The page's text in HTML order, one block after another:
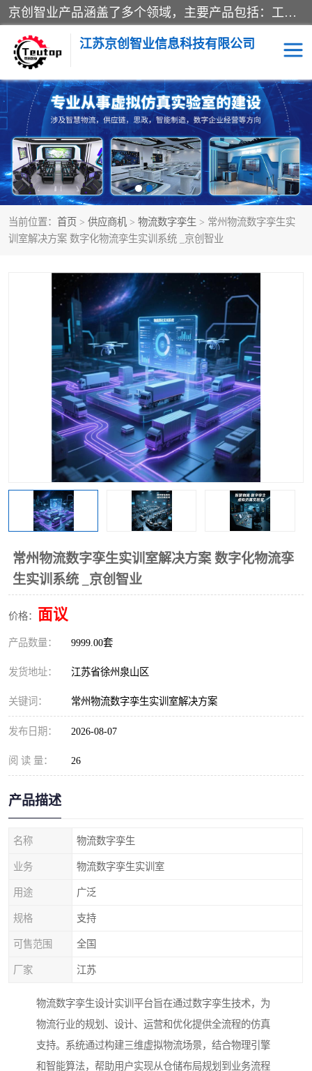
京创智业产品涵盖了多个领域，主要产品包括：工业4.0生产线解决方案，智慧物流综合实训室，教学设备与实验室建设，虚拟仿真实验室等。公司将秉持“创新、执着、诚信、共赢”的理念，以“将服务当作使命”为核心价值观，致力于为客户创造价值，与客户、合作伙伴和员工共同成长。
江苏京创智业信息科技有限公司
当前位置： 首页 > 供应商机 > 物流数字孪生 > 常州物流数字孪生实
训室解决方案 数字化物流孪生实训系统 _京创智业
常州物流数字孪生实训室解决方案 数字化物流孪
生实训系统 _京创智业
价格： 面议
产品数量： 9999.00套
发货地址： 江苏省徐州泉山区
关键词： 常州物流数字孪生实训室解决方案
发布日期： 2026-08-07
阅 读 量： 26
产品描述
名称 物流数字孪生
业务 物流数字孪生实训室
用途 广泛
规格 支持
可售范围 全国
厂家 江苏
物流数字孪生设计实训平台旨在通过数字孪生技术，为
物流行业的规划、设计、运营和优化提供全流程的仿真
支持。系统通过构建三维虚拟物流场景，结合物理引擎
和智能算法，帮助用户实现从仓储布局规划到业务流程
VR物流实训 低碳供应链
生产系统仿真 冷链物流
供应链管理 思政
智慧零售实训 智能制造
物流数字孪生 数字企业经营
工业工程实训室